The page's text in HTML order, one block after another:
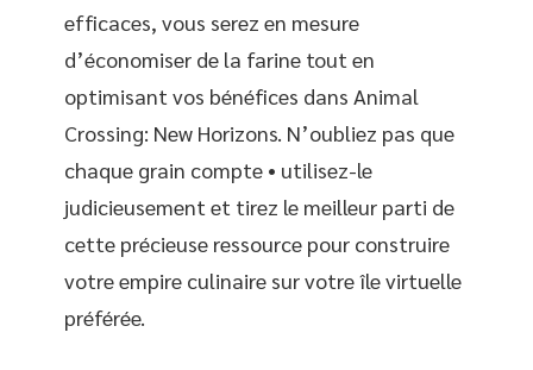
efficaces, vous serez en mesure
d’économiser de la farine tout en
optimisant vos bénéfices dans Animal
Crossing: New Horizons. N’oubliez pas que
chaque grain compte • utilisez-le
judicieusement et tirez le meilleur parti de
cette précieuse ressource pour construire
votre empire culinaire sur votre île virtuelle
préférée.